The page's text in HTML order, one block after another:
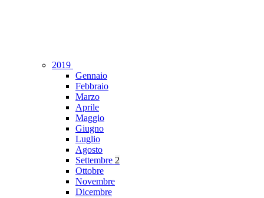
2019
Gennaio
Febbraio
Marzo
Aprile
Maggio
Giugno
Luglio
Agosto
Settembre 2
Ottobre
Novembre
Dicembre